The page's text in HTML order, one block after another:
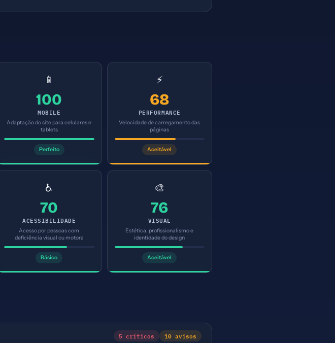
📱
100
MOBILE
Adaptação do site para celulares e
tablets
Perfeito
⚡
68
PERFORMANCE
Velocidade de carregamento das
páginas
Aceitável
♿
70
ACESSIBILIDADE
Acesso por pessoas com
deficiência visual ou motora
Básico
🎨
76
VISUAL
Estética, profissionalismo e
identidade do design
Aceitável
5 críticos 10 avisos